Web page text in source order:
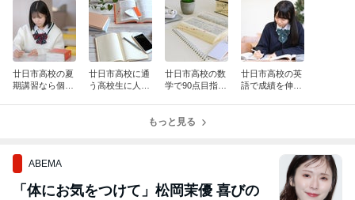
廿日市高校の夏
期講習なら個別
廿日市高校に通
う高校生に人気
廿日市高校の数
学で90点目指す
廿日市高校の英
語で成績を伸ば
もっと見る
ABEMA
「体にお気をつけて」松岡茉優 喜びの